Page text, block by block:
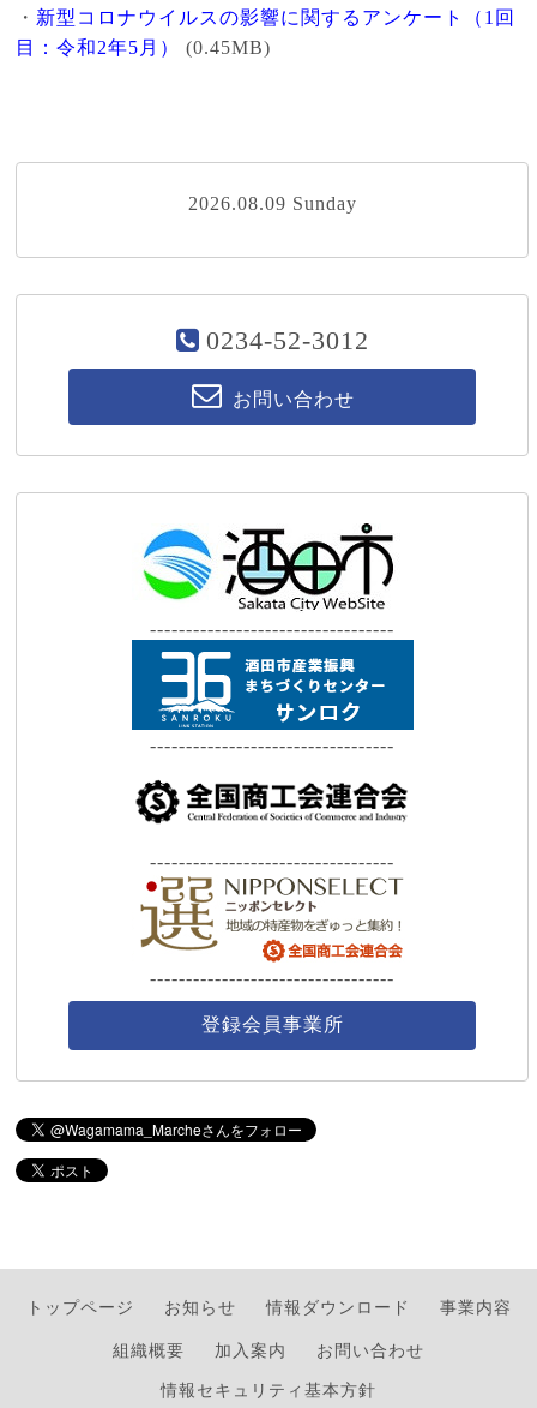
・ 新型コロナウイルスの影響に関するアンケート（1回
目：令和2年5月）
(0.45MB)
2026.08.09 Sunday
0234-52-3012
お問い合わせ
----------------------------------
----------------------------------
----------------------------------
----------------------------------
登録会員事業所
トップページ お知らせ 情報ダウンロード 事業内容
組織概要 加入案内 お問い合わせ
情報セキュリティ基本方針